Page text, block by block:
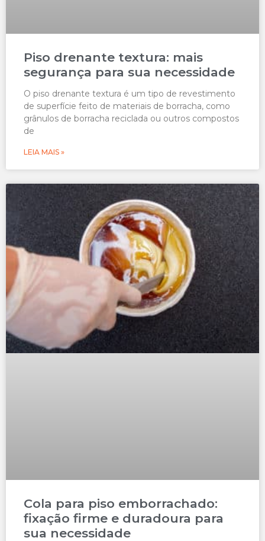
Piso drenante textura: mais
segurança para sua necessidade
O piso drenante textura é um tipo de revestimento
de superfície feito de materiais de borracha, como
grânulos de borracha reciclada ou outros compostos
de
LEIA MAIS »
Cola para piso emborrachado:
fixação firme e duradoura para
sua necessidade